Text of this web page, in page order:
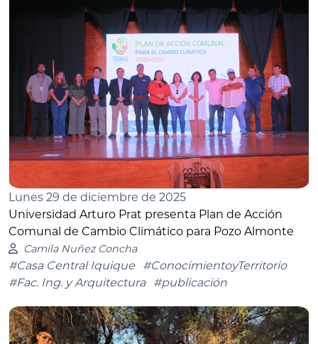
Lunes 29 de diciembre de 2025
Universidad Arturo Prat presenta Plan de Acción
Comunal de Cambio Climático para Pozo Almonte
Camila Nuñez Concha
#Casa Central Iquique
#ConocimientoyTerritorio
#Fac. Ing. y Arquitectura
#publicación